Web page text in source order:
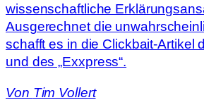
wissenschaftliche
Ausgerechnet die
schafft es in die Clickbait-Artikel
und des „Exxpress“.
Von Tim Vollert